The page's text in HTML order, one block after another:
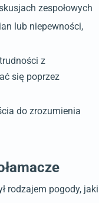
zespołowych
lub niepewności,
z
się poprzez
do zrozumienia
rodzajem pogody, jaki